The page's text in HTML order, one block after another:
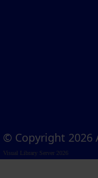
© Copyright 2026
Visual Library Server 2026